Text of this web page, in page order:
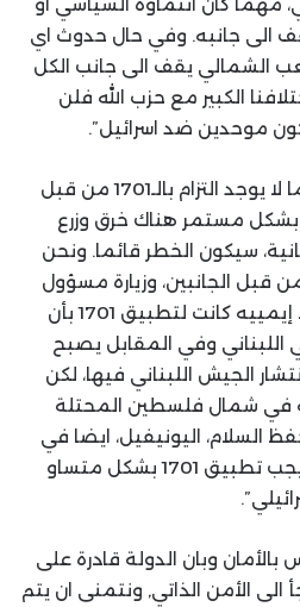
الى جانبه. وفي حال حدوث اي
الشمالي يقف الى جانب الكل
الكبير مع حزب الله فلن
موحدين ضد اسرائيل”.
وعن القرار 1701، قال: “طالما لا يوجد التزام بالـ1701 من قبل
وبشكل مستمر هناك خرق وزرع
سيكون الخطر قائما. ونحن
دائما بالالتزام بـ1701 من قبل الجانبين، وزيارة مسؤول
الاستخبارات الفرنسية برنارد إيمييه كانت لتطبيق 1701 بأن
اللبناني وفي المقابل يصبح
الجيش اللبناني فيها، لكن
في شمال فلسطين المحتلة
السلام، اليونيفيل، ايضا في
الاراضي المحتلة، وبالتالي يجب تطبيق 1701 بشكل متساو
وبان الدولة قادرة على
الأمن الذاتي, ونتمنى ان يتم